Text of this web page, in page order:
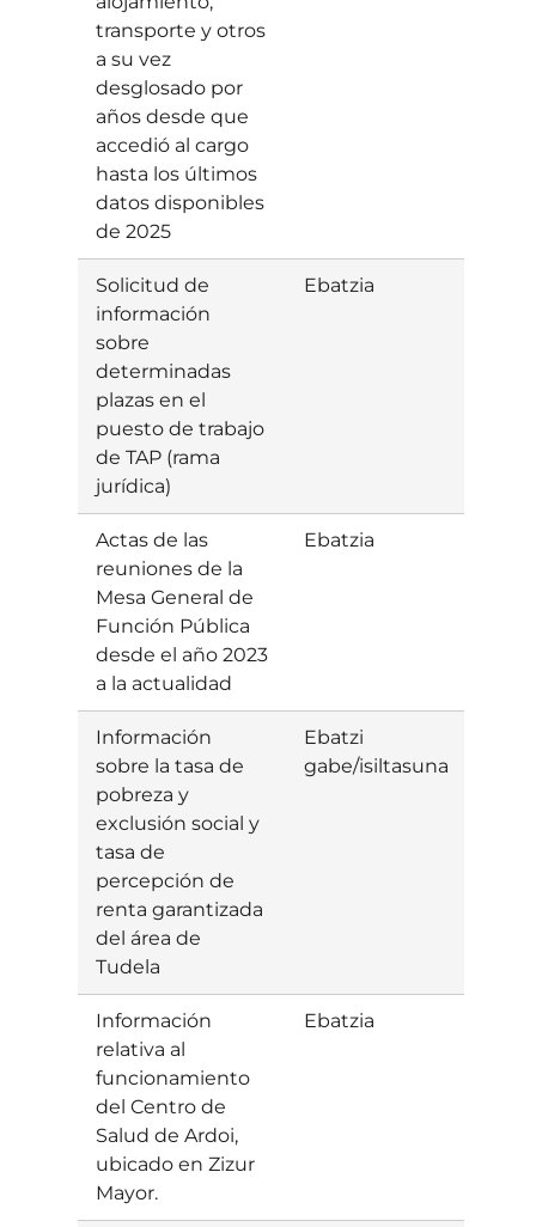
transporte y otros
a su vez
desglosado por
años desde que
accedió al cargo
hasta los últimos
datos disponibles
de 2025
Solicitud de
información
sobre
determinadas
plazas en el
puesto de trabajo
de TAP (rama
jurídica)
Ebatzia
Actas de las
reuniones de la
Mesa General de
Función Pública
desde el año 2023
a la actualidad
Ebatzia
Información
sobre la tasa de
pobreza y
exclusión social y
tasa de
percepción de
renta garantizada
del área de
Tudela
Ebatzi
gabe/isiltasuna
Información
relativa al
funcionamiento
del Centro de
Salud de Ardoi,
ubicado en Zizur
Mayor.
Ebatzia